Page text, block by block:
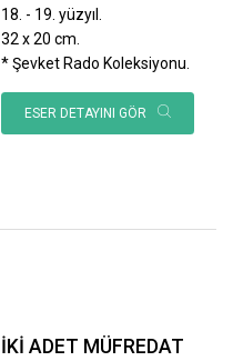
18. - 19. yüzyıl.
32 x 20 cm.
* Şevket Rado Koleksiyonu.
ESER DETAYINI GÖR
İKİ ADET MÜFREDAT